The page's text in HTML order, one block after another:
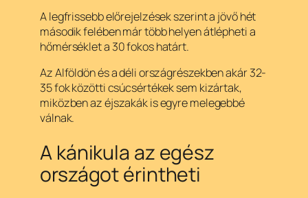
A legfrissebb előrejelzések szerint a jövő hét
második felében már több helyen átlépheti a
hőmérséklet a 30 fokos határt.
Az Alföldön és a déli országrészekben akár 32-
35 fok közötti csúcsértékek sem kizártak,
miközben az éjszakák is egyre melegebbé
válnak.
A kánikula az egész
országot érintheti